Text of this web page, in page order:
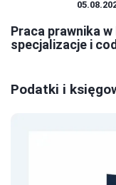
Praca prawnika
specjalizacje i
Podatki i